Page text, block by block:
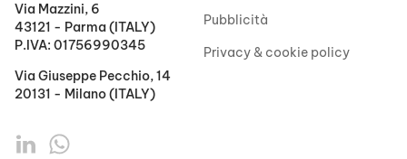
Via Mazzini, 6
43121 - Parma (ITALY)
P.IVA: 01756990345
Via Giuseppe Pecchio, 14
20131 - Milano (ITALY)
Pubblicità
Privacy & cookie policy